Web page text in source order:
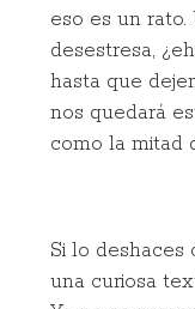
eso es un
desestresa,
hasta que
nos quedará
como la mitad
Si lo deshaces
una curiosa